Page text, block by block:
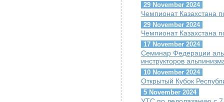
29 November 2024
Чемпионат Казахстана
29 November 2024
Чемпионат Казахстана
17 November 2024
Семинар Федерации
инструкторов
10 November 2024
Открытый Кубок
5 November 2024